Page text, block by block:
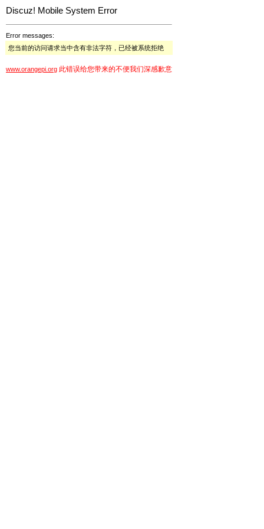
Discuz! Mobile System Error
Error messages:
您当前的访问请求当中含有非法字符，已经被系统拒绝
www.orangepi.org 此错误给您带来的不便我们深感歉意